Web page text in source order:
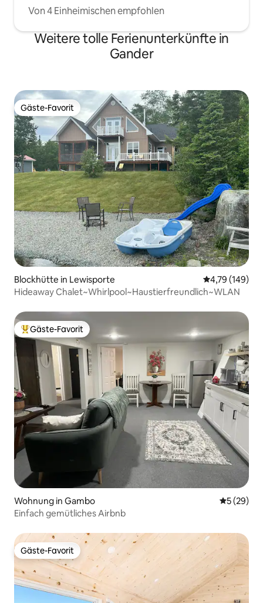
Von 4 Einheimischen empfohlen
Weitere tolle Ferienunterkünfte in
Gander
Gäste-Favorit
Gäste-Favorit
Blockhütte in Lewisporte
4,79 (149)
Hideaway Chalet~Whirlpool~Haustierfreundlich~WLAN
Beliebter Gäste-Favorit.
Gäste-Favorit
Wohnung in Gambo
5 (29)
Einfach gemütliches Airbnb
Gäste-Favorit
Gäste-Favorit